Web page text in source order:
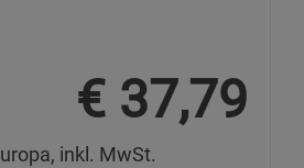
€ 37,79
inkl. MwSt.